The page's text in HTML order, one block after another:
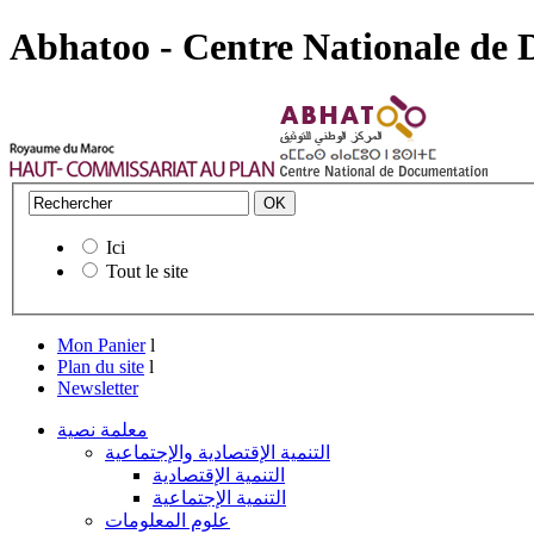
Abhatoo - Centre Nationale de
Ici
Tout le site
Mon Panier l
Plan du site l
Newsletter
معلمة نصية
التنمية الإقتصادية والإجتماعية
التنمية الإقتصادية
التنمية الإجتماعية
علوم المعلومات